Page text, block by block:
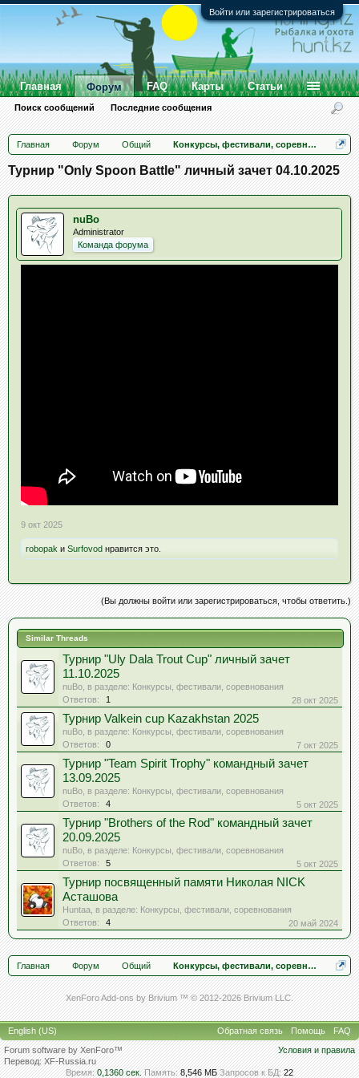
Войти или зарегистрироваться
Главная Форум Общий Конкурсы, фестивали, соревнования
Турнир "Only Spoon Battle" личный зачет 04.10.2025
nuBo
Administrator
Команда форума
9 окт 2025
robopak и Surfovod нравится это.
(Вы должны войти или зарегистрироваться, чтобы ответить.)
Similar Threads
Турнир "Uly Dala Trout Cup" личный зачет
11.10.2025
nuBo , в разделе: Конкурсы, фестивали, соревнования
Ответов:
1 28 окт 2025
Турнир Valkein cup Kazakhstan 2025
nuBo , в разделе: Конкурсы, фестивали, соревнования
Ответов:
0 7 окт 2025
Турнир "Team Spirit Trophy" командный зачет
13.09.2025
nuBo , в разделе: Конкурсы, фестивали, соревнования
Ответов:
4 5 окт 2025
Турнир "Brothers of the Rod" командный зачет
20.09.2025
nuBo , в разделе: Конкурсы, фестивали, соревнования
Ответов:
5 5 окт 2025
Турнир посвященный памяти Николая NICK
Асташова
Huntaa , в разделе: Конкурсы, фестивали, соревнования
Ответов:
4 20 май 2024
Главная Форум Общий Конкурсы, фестивали, соревнования
XenForo Add-ons by Brivium ™ © 2012-2026 Brivium LLC.
Главная Форум
Поиск сообщений Последние сообщения
FAQ Карты Статьи
English (US) Обратная связь Помощь
FAQ
Условия и правила
Forum software by XenForo™
Перевод:XF-Russia.ru
Время: 0,1360 сек. Память: 8,546 МБ Запросов к БД: 22